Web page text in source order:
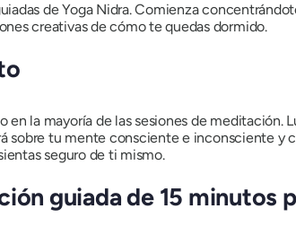
de Yoga Nidra. Comienza
creativas de cómo te quedas dormido.
la mayoría de las sesiones de meditación.
sobre tu mente consciente e inconsciente y
seguro de ti mismo.
guiada de 15 minutos